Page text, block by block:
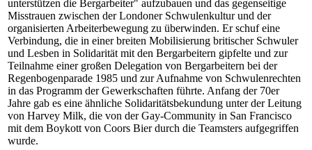
unterstützen die Bergarbeiter" aufzubauen und das gegenseitige
Misstrauen zwischen der Londoner Schwulenkultur und der
organisierten Arbeiterbewegung zu überwinden. Er schuf eine
Verbindung, die in einer breiten Mobilisierung britischer Schwuler
und Lesben in Solidarität mit den Bergarbeitern gipfelte und zur
Teilnahme einer großen Delegation von Bergarbeitern bei der
Regenbogenparade 1985 und zur Aufnahme von Schwulenrechten
in das Programm der Gewerkschaften führte. Anfang der 70er
Jahre gab es eine ähnliche Solidaritätsbekundung unter der Leitung
von Harvey Milk, die von der Gay-Community in San Francisco
mit dem Boykott von Coors Bier durch die Teamsters aufgegriffen
wurde.